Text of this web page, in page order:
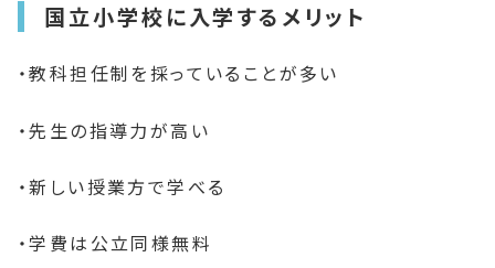
国立小学校に入学するメリット
・教科担任制を採っていることが多い
・先生の指導力が高い
・新しい授業方で学べる
・学費は公立同様無料